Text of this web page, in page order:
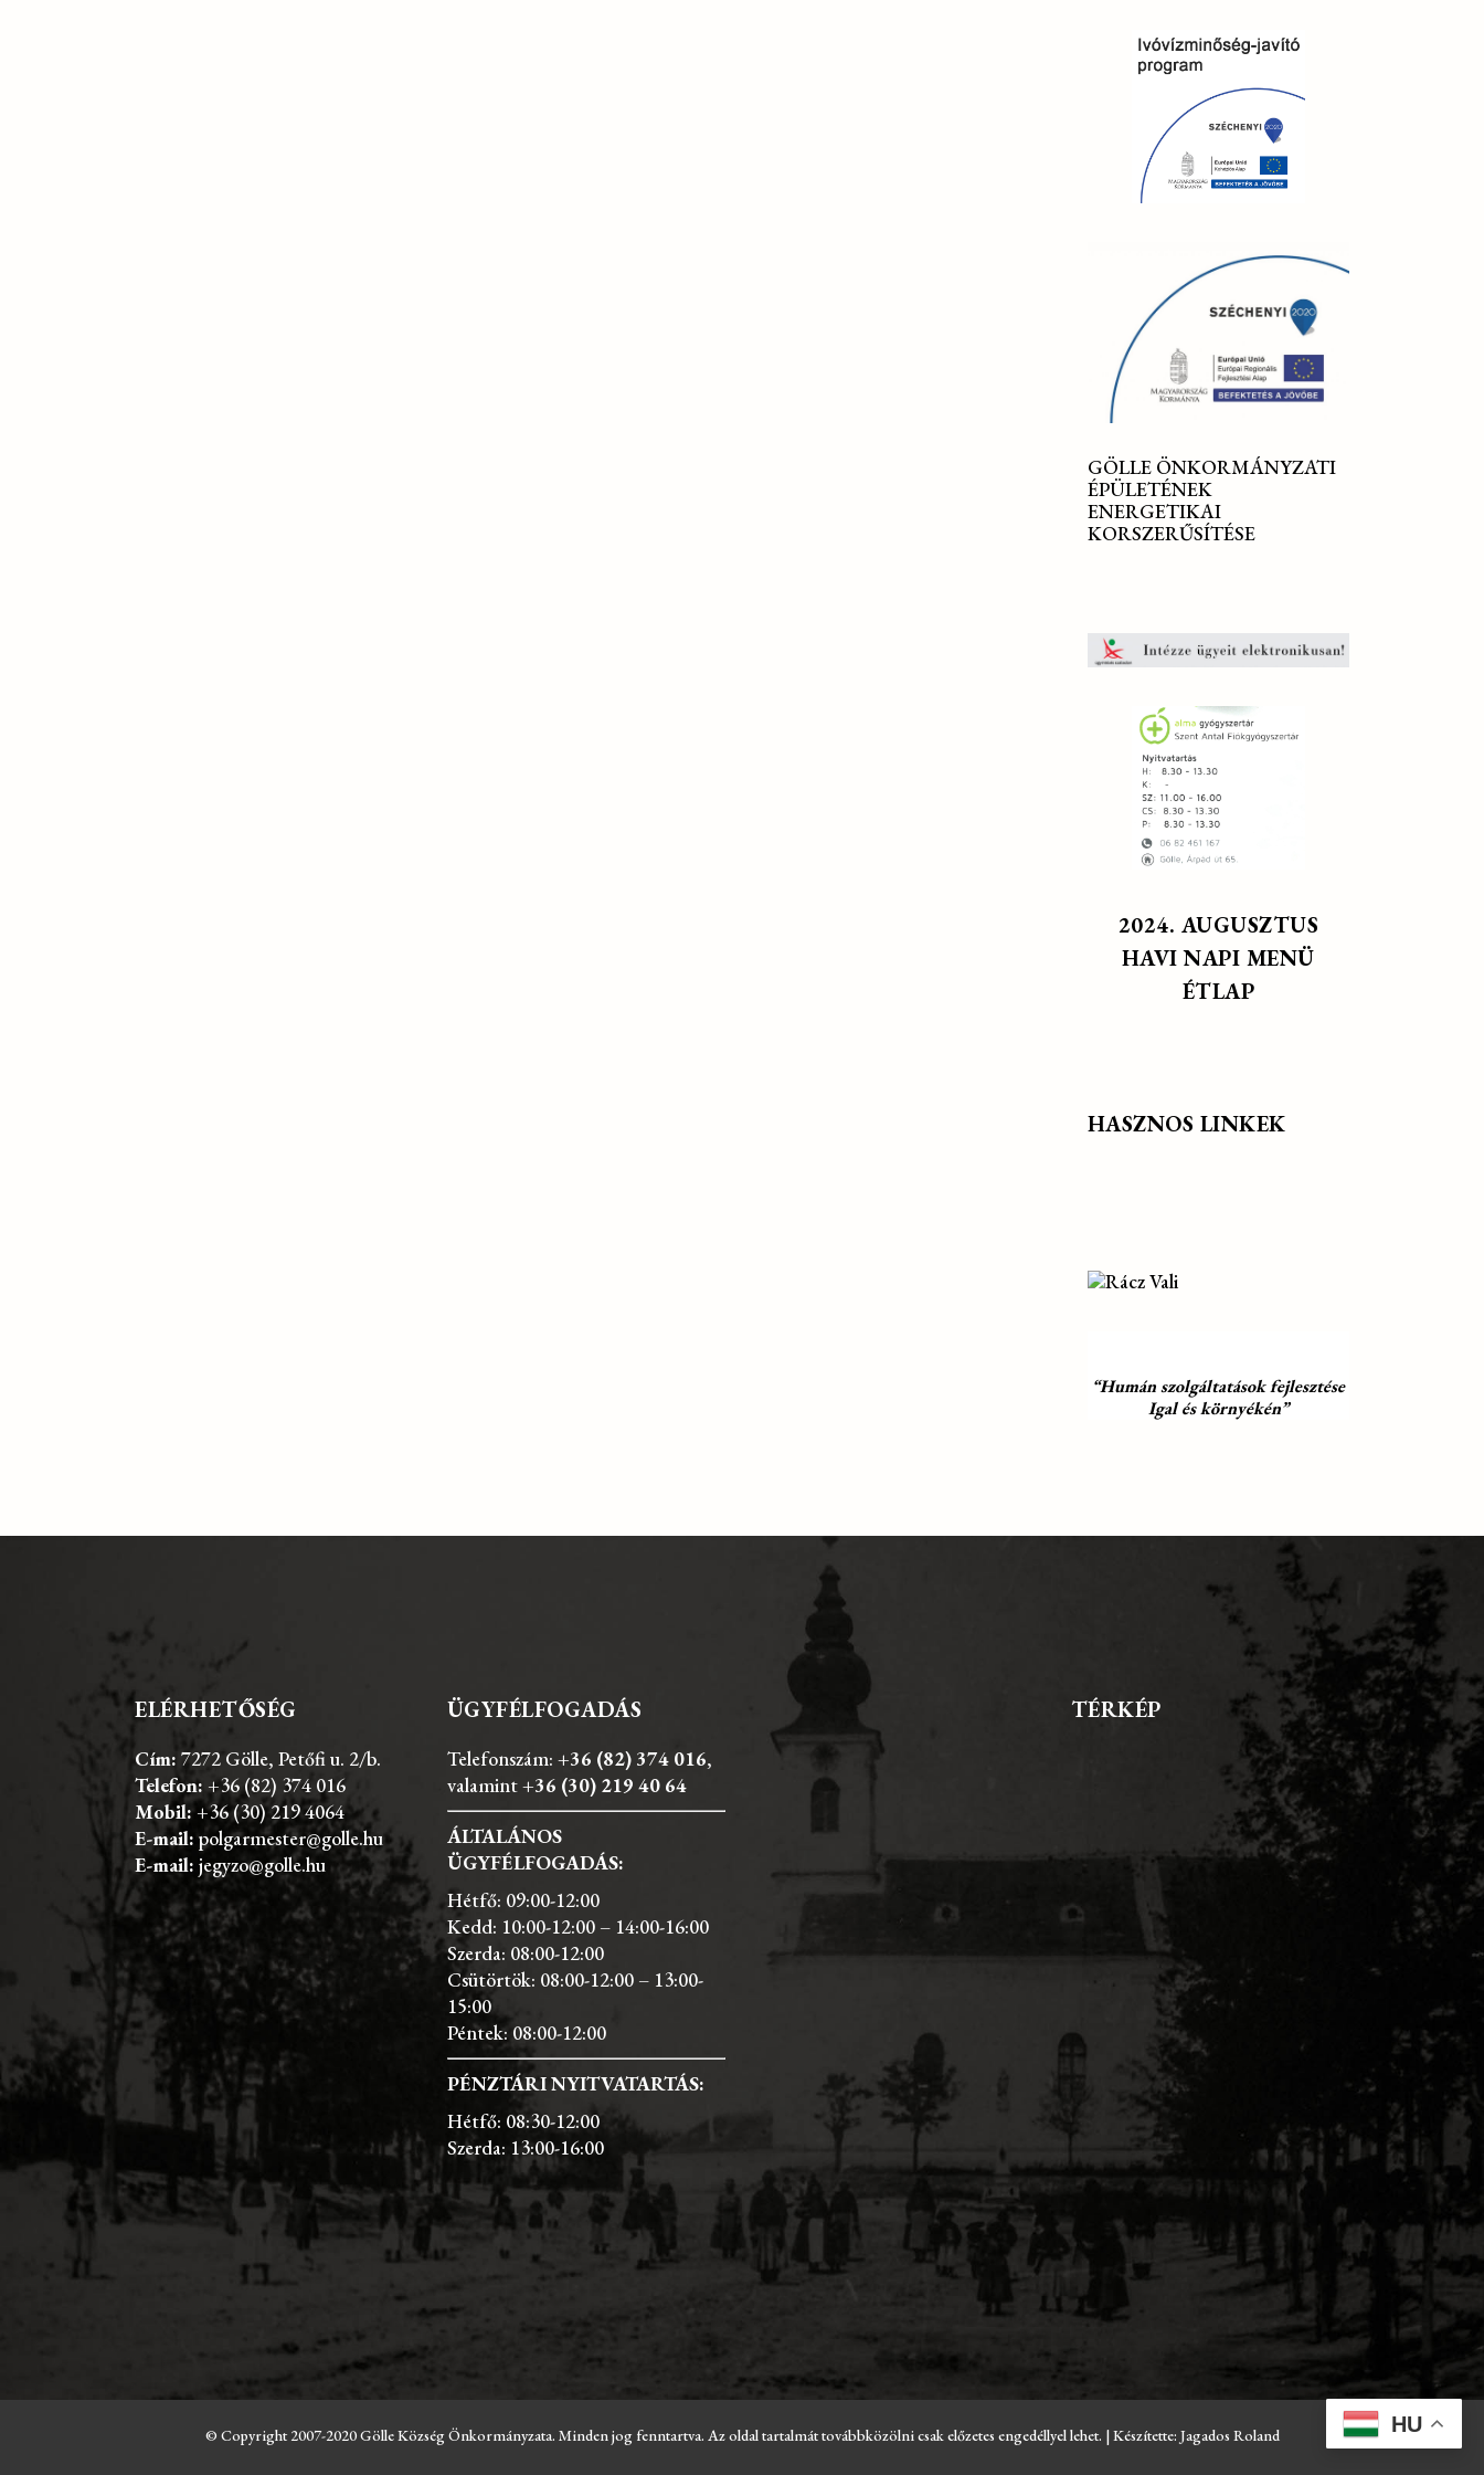
GÖLLE ÖNKORMÁNYZATI
ÉPÜLETÉNEK
ENERGETIKAI
KORSZERŰSÍTÉSE
2024. AUGUSZTUS
HAVI NAPI MENÜ
ÉTLAP
HASZNOS LINKEK
“Humán szolgáltatások fejlesztése
Igal és környékén”
ELÉRHETŐSÉG
Cím: 7272 Gölle, Petőfi u. 2/b.
Telefon: +36 (82) 374 016
Mobil: +36 (30) 219 4064
E-mail: polgarmester@golle.hu
E-mail: jegyzo@golle.hu
ÜGYFÉLFOGADÁS
Telefonszám: +36 (82) 374 016,
valamint+36 (30) 219 40 64
ÁLTALÁNOS
ÜGYFÉLFOGADÁS:
Hétfő: 09:00-12:00
Kedd: 10:00-12:00 – 14:00-16:00
Szerda: 08:00-12:00
Csütörtök: 08:00-12:00 – 13:00-
15:00
Péntek: 08:00-12:00
PÉNZTÁRI NYITVATARTÁS:
Hétfő: 08:30-12:00
Szerda: 13:00-16:00
TÉRKÉP
© Copyright 2007-2020 Gölle Község Önkormányzata. Minden jog fenntartva. Az oldal tartalmát továbbközölni csak előzetes engedéllyel lehet. | Készítette: Jagados Roland HU